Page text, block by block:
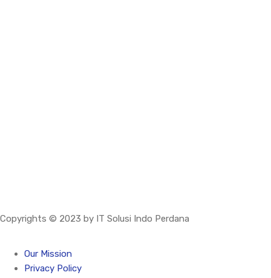
Copyrights © 2023 by IT Solusi Indo Perdana
Our Mission
Privacy Policy